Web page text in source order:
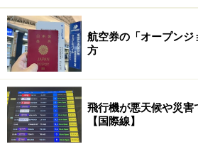
航空券の「オープン
方
飛行機が悪天候や災
【国際線】